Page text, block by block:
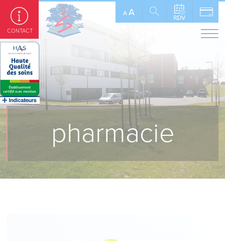
A A
pharmacie
CONTACT
Panneau de gestion des cookies